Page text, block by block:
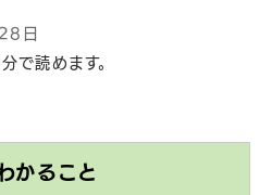
日
で読めます。
かること